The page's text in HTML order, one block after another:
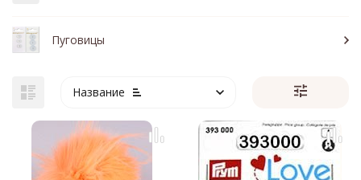
Пуговицы
Название